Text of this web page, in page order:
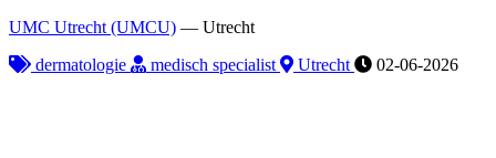
UMC Utrecht (UMCU) — Utrecht
dermatologie
medisch specialist Utrecht 02-06-2026